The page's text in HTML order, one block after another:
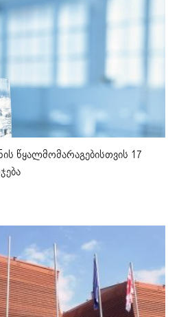
წყალმომარაგებისთვის 17